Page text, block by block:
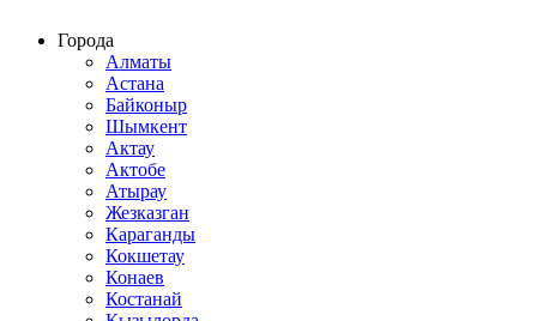
Города
Алматы
Астана
Байконыр
Шымкент
Актау
Актобе
Атырау
Жезказган
Караганды
Кокшетау
Конаев
Костанай